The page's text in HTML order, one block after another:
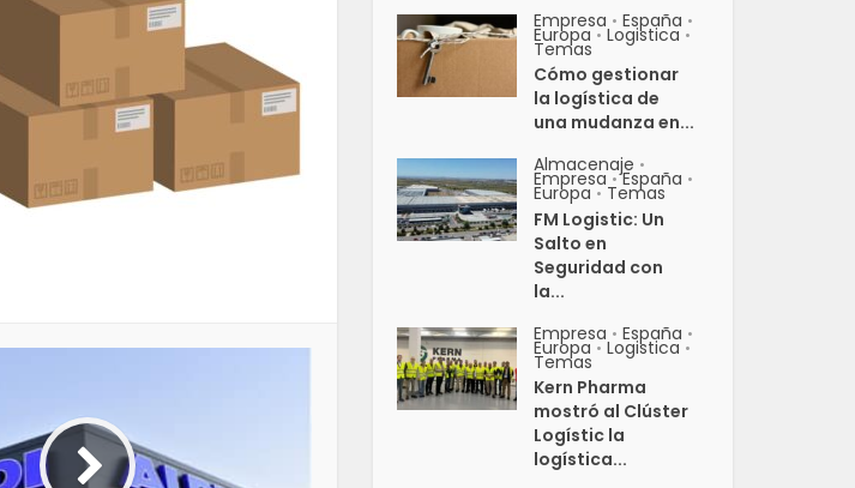
Empresa • España •
Europa • Logistica •
Temas
Cómo gestionar
la logística de
una mudanza en...
Almacenaje •
Empresa • España •
Europa • Temas
FM Logistic: Un
Salto en
Seguridad con
la...
Empresa • España •
Europa • Logistica •
Temas
Kern Pharma
mostró al Clúster
Logístic la
logística...